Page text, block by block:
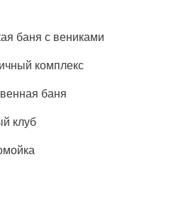
баня с вениками
комплекс
баня
клуб